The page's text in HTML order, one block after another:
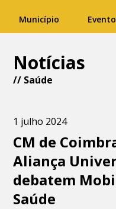
Município
Notícias
// Saúde
1 julho 2024
CM de
Aliança
debatem
Saúde